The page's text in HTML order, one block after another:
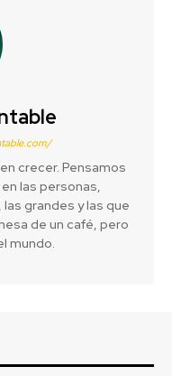
crecer. Pensamos
las personas,
grandes y las que
de un café, pero
mundo.